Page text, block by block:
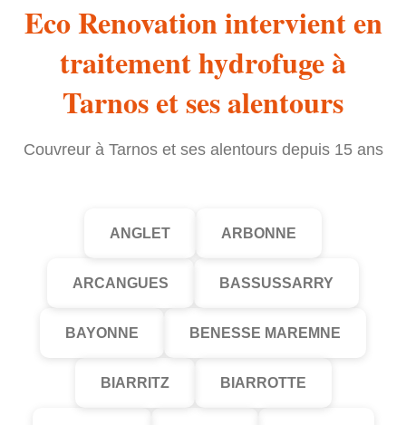
Eco Renovation intervient en
traitement hydrofuge à
Tarnos et ses alentours
Couvreur à Tarnos et ses alentours depuis 15 ans
ANGLET ARBONNE
ARCANGUES BASSUSSARRY
BAYONNE BENESSE MAREMNE
BIARRITZ BIARROTTE